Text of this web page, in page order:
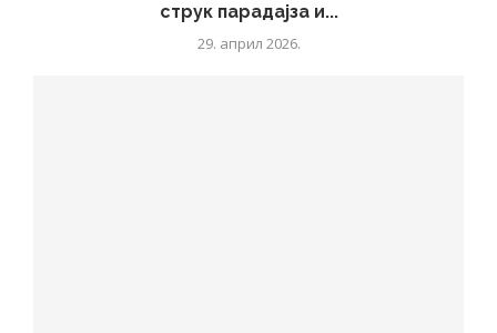
струк парадајза и...
29. април 2026.